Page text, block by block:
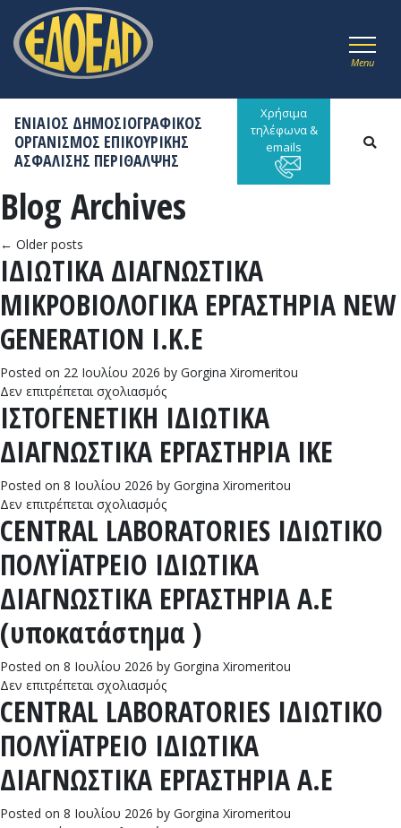
Menu
ΕΝΙΑΙΟΣ ΔΗΜΟΣΙΟΓΡΑΦΙΚΟΣ
ΟΡΓΑΝΙΣΜΟΣ ΕΠΙΚΟΥΡΙΚΗΣ
ΑΣΦΑΛΙΣΗΣ ΠΕΡΙΘΑΛΨΗΣ
Χρήσιμα
τηλέφωνα &
emails
Blog Archives
← Older posts
ΙΔΙΩΤΙΚΑ ΔΙΑΓΝΩΣΤΙΚΑ
ΜΙΚΡΟΒΙΟΛΟΓΙΚΑ ΕΡΓΑΣΤΗΡΙΑ NEW
GENERATION I.K.E
Posted on 22 Ιουλίου 2026 by Gorgina Xiromeritou
Δεν επιτρέπεται σχολιασμόςστο
ΙΔΙΩΤΙΚΑ
ΔΙΑΓΝΩΣΤΙΚΑ
ΜΙΚΡΟΒΙΟΛΟΓΙΚΑ
ΕΡΓΑΣΤΗΡΙΑ
NEW
GENERATION
I.K.E
ΙΣΤΟΓΕΝΕΤΙΚΗ ΙΔΙΩΤΙΚΑ
ΔΙΑΓΝΩΣΤΙΚΑ ΕΡΓΑΣΤΗΡΙΑ ΙΚΕ
Posted on 8 Ιουλίου 2026 by Gorgina Xiromeritou
Δεν επιτρέπεται σχολιασμόςστο
ΙΣΤΟΓΕΝΕΤΙΚΗ
ΙΔΙΩΤΙΚΑ
ΔΙΑΓΝΩΣΤΙΚΑ
ΕΡΓΑΣΤΗΡΙΑ
ΙΚΕ
CENTRAL LABORATORIES ΙΔΙΩΤΙΚΟ
ΠΟΛΥΪΑΤΡΕΙΟ ΙΔΙΩΤΙΚΑ
ΔΙΑΓΝΩΣΤΙΚΑ ΕΡΓΑΣΤΗΡΙΑ Α.Ε
(υποκατάστημα )
Posted on 8 Ιουλίου 2026 by Gorgina Xiromeritou
Δεν επιτρέπεται σχολιασμόςστο
CENTRAL
LABORATORIES
ΙΔΙΩΤΙΚΟ
ΠΟΛΥΪΑΤΡΕΙΟ
ΙΔΙΩΤΙΚΑ
ΕΡΓΑΣΤΗΡΙΑ
CENTRAL LABORATORIES ΙΔΙΩΤΙΚΟ
ΠΟΛΥΪΑΤΡΕΙΟ ΙΔΙΩΤΙΚΑ
ΔΙΑΓΝΩΣΤΙΚΑ ΕΡΓΑΣΤΗΡΙΑ Α.Ε
Posted on 8 Ιουλίου 2026 by Gorgina Xiromeritou